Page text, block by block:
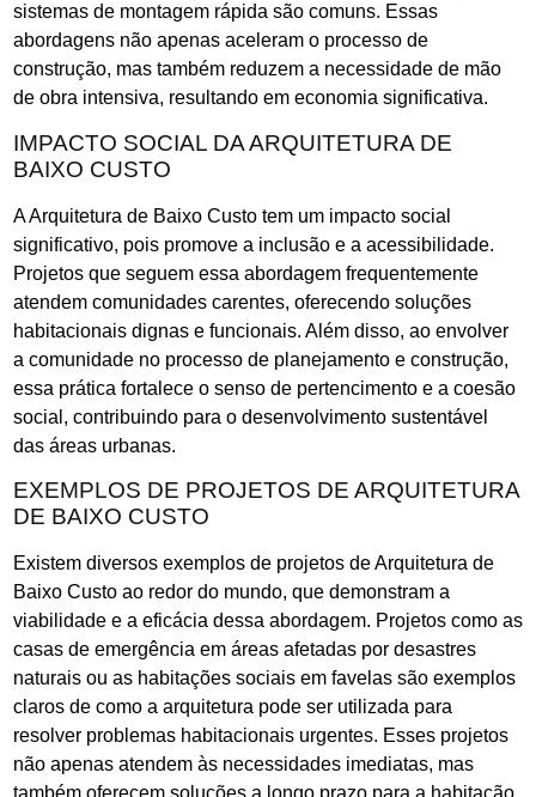
sistemas de montagem rápida são comuns. Essas
abordagens não apenas aceleram o processo de
construção, mas também reduzem a necessidade de mão
de obra intensiva, resultando em economia significativa.
IMPACTO SOCIAL DA ARQUITETURA DE
BAIXO CUSTO
A Arquitetura de Baixo Custo tem um impacto social
significativo, pois promove a inclusão e a acessibilidade.
Projetos que seguem essa abordagem frequentemente
atendem comunidades carentes, oferecendo soluções
habitacionais dignas e funcionais. Além disso, ao envolver
a comunidade no processo de planejamento e construção,
essa prática fortalece o senso de pertencimento e a coesão
social, contribuindo para o desenvolvimento sustentável
das áreas urbanas.
EXEMPLOS DE PROJETOS DE ARQUITETURA
DE BAIXO CUSTO
Existem diversos exemplos de projetos de Arquitetura de
Baixo Custo ao redor do mundo, que demonstram a
viabilidade e a eficácia dessa abordagem. Projetos como as
casas de emergência em áreas afetadas por desastres
naturais ou as habitações sociais em favelas são exemplos
claros de como a arquitetura pode ser utilizada para
resolver problemas habitacionais urgentes. Esses projetos
não apenas atendem às necessidades imediatas, mas
também oferecem soluções a longo prazo para a habitação